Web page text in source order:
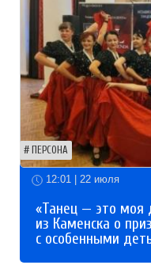
ПЕРСОНА
12:01 | 22 июля
«Танец — это моя
из Каменска о
с особенными